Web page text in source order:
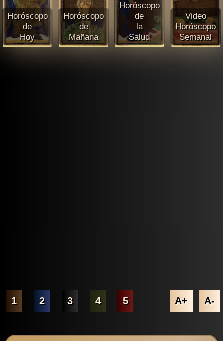
Horóscopo
de
Hoy
Horóscopo
de
Mañana
Horóscopo
de
la
Salud
Video
Horóscopo
Semanal
1 2 3 4 5 A+ A-